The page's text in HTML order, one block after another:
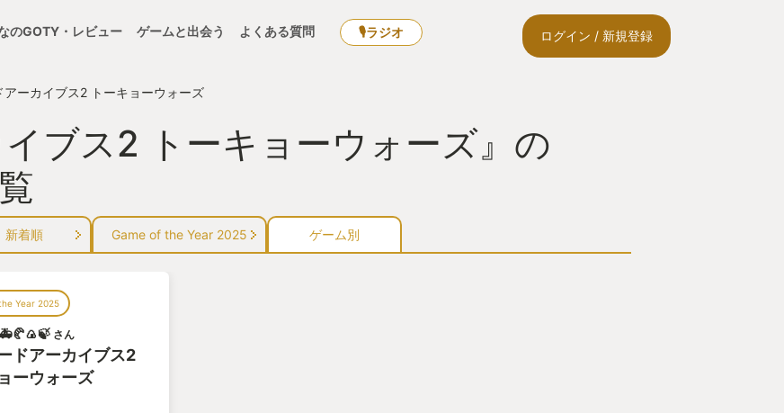
のGOTY・レビュー ゲームと出会う よくある質問 🎙ラジオ ログイン / 新規登録
アーカイブス2 トーキョーウォーズ
イブス2 トーキョーウォーズ』の
新着順 Game of the Year 2025 ゲーム別
Year 2025
さん
ドアーカイブス2
ーウォーズ